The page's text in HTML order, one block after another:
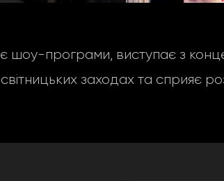
шоу-програми, виступає з
заходах та сприяє